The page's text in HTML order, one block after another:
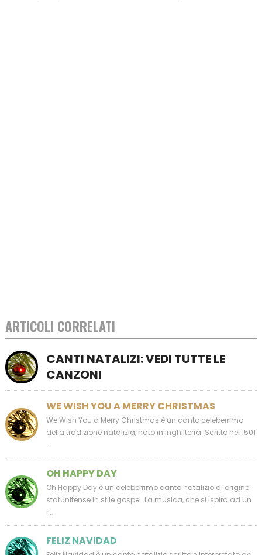
ARTICOLI CORRELATI
CANTI NATALIZI: VEDI TUTTE LE
CANZONI
WE WISH YOU A MERRY CHRISTMAS
We Wish You a Merry Christmas è un canto celeberrimo
della tradizione natalizia, nato in Inghilterra. Scritto nel 1501
...
OH HAPPY DAY
Oh Happy Day è un celeberrimo canto natalizio di origine
statunitense in stile gospel. La musica, che si ispira ad un
i...
FELIZ NAVIDAD